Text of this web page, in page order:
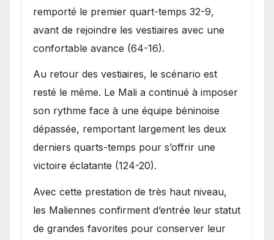
remporté le premier quart-temps 32-9,
avant de rejoindre les vestiaires avec une
confortable avance (64-16).
Au retour des vestiaires, le scénario est
resté le même. Le Mali a continué à imposer
son rythme face à une équipe béninoise
dépassée, remportant largement les deux
derniers quarts-temps pour s’offrir une
victoire éclatante (124-20).
Avec cette prestation de très haut niveau,
les Maliennes confirment d’entrée leur statut
de grandes favorites pour conserver leur